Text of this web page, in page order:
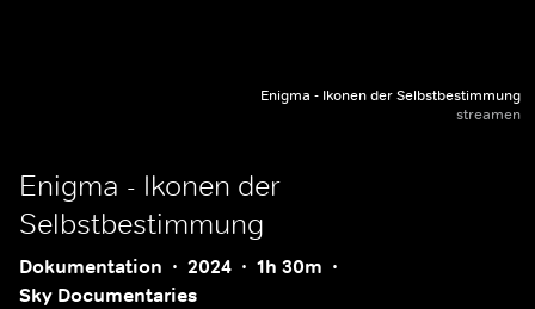
Enigma - Ikonen der Selbstbestimmung
streamen
Enigma - Ikonen der
Selbstbestimmung
Dokumentation 2024
1h 30m
Sky Documentaries